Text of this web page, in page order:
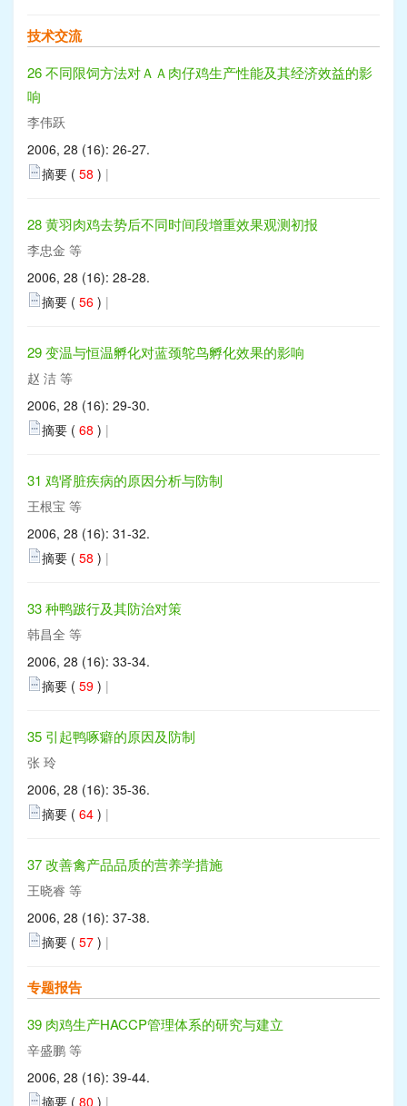
技术交流
26 不同限饲方法对ＡＡ肉仔鸡生产性能及其经济效益的影
响
李伟跃
2006, 28 (16): 26-27.
摘要 ( 58 ) |
28 黄羽肉鸡去势后不同时间段增重效果观测初报
李忠金 等
2006, 28 (16): 28-28.
摘要 ( 56 ) |
29 变温与恒温孵化对蓝颈鸵鸟孵化效果的影响
赵 洁 等
2006, 28 (16): 29-30.
摘要 ( 68 ) |
31 鸡肾脏疾病的原因分析与防制
王根宝 等
2006, 28 (16): 31-32.
摘要 ( 58 ) |
33 种鸭跛行及其防治对策
韩昌全 等
2006, 28 (16): 33-34.
摘要 ( 59 ) |
35 引起鸭啄癖的原因及防制
张 玲
2006, 28 (16): 35-36.
摘要 ( 64 ) |
37 改善禽产品品质的营养学措施
王晓睿 等
2006, 28 (16): 37-38.
摘要 ( 57 ) |
专题报告
39 肉鸡生产HACCP管理体系的研究与建立
辛盛鹏 等
2006, 28 (16): 39-44.
摘要 ( 80 ) |